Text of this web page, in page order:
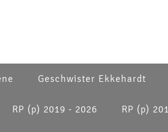
Geschwister Ekkehardt
RP (p) 2019 - 2026 RP (p)